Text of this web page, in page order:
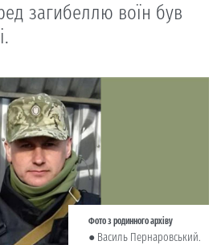
загибеллю воїн був
Фото з родинного архіву
● Василь Пернаровський.